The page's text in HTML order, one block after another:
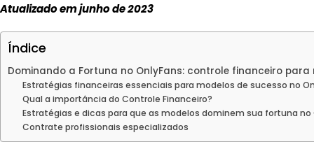
Atualizado em junho de 2023
Índice
Dominando a Fortuna no OnlyFans: controle financeiro
Estratégias financeiras essenciais para modelos de sucesso
Qual a importância do Controle Financeiro?
Estratégias e dicas para que as modelos dominem sua fortuna no
Contrate profissionais especializados